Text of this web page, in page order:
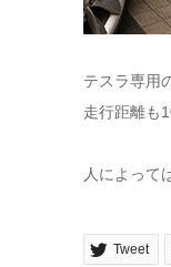
テスラ専用
走行距離も
人によって
Tweet